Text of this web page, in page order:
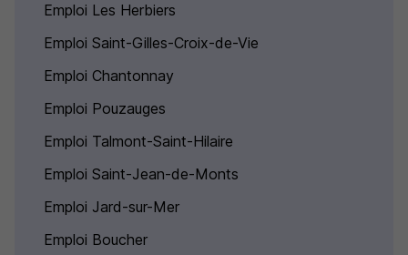
Emploi Les Herbiers
Emploi Saint-Gilles-Croix-de-Vie
Emploi Chantonnay
Emploi Pouzauges
Emploi Talmont-Saint-Hilaire
Emploi Saint-Jean-de-Monts
Emploi Jard-sur-Mer
Emploi Boucher